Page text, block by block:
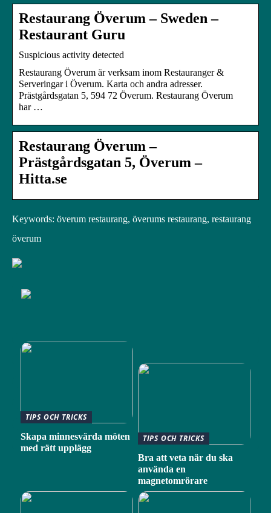
Restaurang Överum – Sweden –
Restaurant Guru
Suspicious activity detected
Restaurang Överum är verksam inom Restauranger &
Serveringar i Överum. Karta och andra adresser.
Prästgårdsgatan 5, 594 72 Överum. Restaurang Överum
har …
Restaurang Överum –
Prästgårdsgatan 5, Överum –
Hitta.se
Keywords: överum restaurang, överums restaurang, restaurang
överum
TIPS OCH TRICKS
Skapa minnesvärda möten
med rätt upplägg
TIPS OCH TRICKS
Bra att veta när du ska
använda en
magnetomrörare